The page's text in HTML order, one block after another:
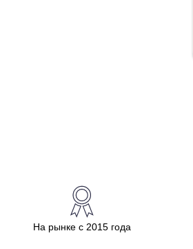
На рынке с 2015 года